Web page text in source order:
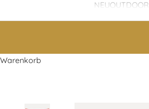
NEUOUTDOOR
Warenkorb